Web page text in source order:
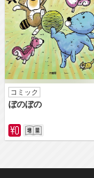
コミック
ぼのぼの